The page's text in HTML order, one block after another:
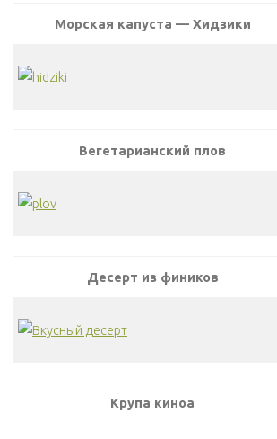
Морская капуста — Хидзики
Вегетарианский плов
Десерт из фиников
Крупа киноа